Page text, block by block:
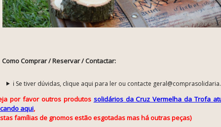
Como Comprar / Reservar / Contactar:
ℹ️ Se tiver dúvidas, clique aqui para ler ou contacte
por favor outros produtos solidários da Cruz Vermelha da Trofa
aqui,
famílias de gnomos estão esgotadas mas há outras peças)